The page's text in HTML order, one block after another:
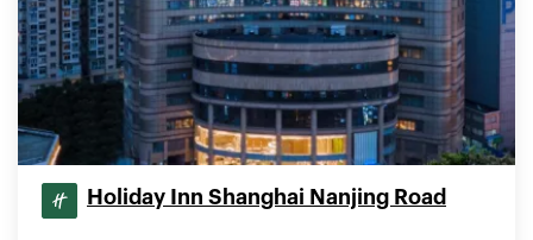
Holiday Inn Shanghai Nanjing Road